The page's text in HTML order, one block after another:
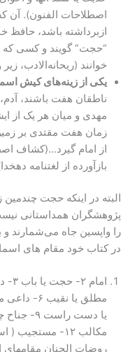
اصطلاحات الفنون). آن
ازبرداشته باشد، حافظ
“حجت” گویند و کسی که
خوانند (ریحانه‌الادب،
یکی از زینه‌های کیش
ناطقان هفت باشند،
مهدی و میان هر یک از
زمان هفت مقتدی بر
از امام گیرد…(کشاف
بازآورده از لغتنامه
البته در اینکه حجت
پژوهشگران همداستانی
را واپسین جاه می‌شمارند و
در کتاب خود مقام های